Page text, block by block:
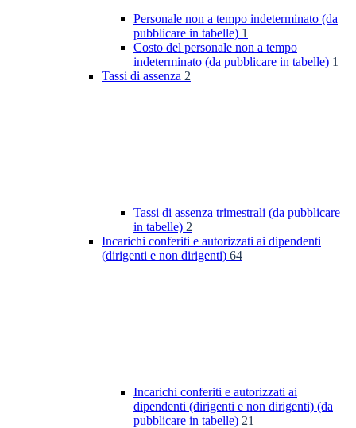
Personale non a tempo indeterminato (da
pubblicare in tabelle) 1
Costo del personale non a tempo
indeterminato (da pubblicare in tabelle) 1
Tassi di assenza 2
Tassi di assenza trimestrali (da pubblicare
in tabelle) 2
Incarichi conferiti e autorizzati ai dipendenti
(dirigenti e non dirigenti) 64
Incarichi conferiti e autorizzati ai
dipendenti (dirigenti e non dirigenti) (da
pubblicare in tabelle) 21